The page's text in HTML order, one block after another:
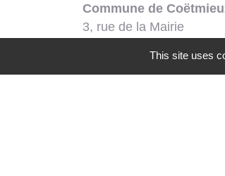
Commune de
3, rue de la Mairie
+33 2 96 34 62 20
This site uses